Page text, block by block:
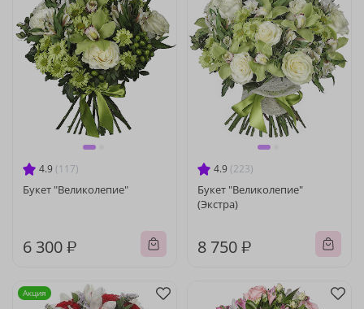
4.9 (117)
Букет "Великолепие"
6 300 ₽
4.9 (223)
Букет "Великолепие"
(Экстра)
8 750 ₽
Акция